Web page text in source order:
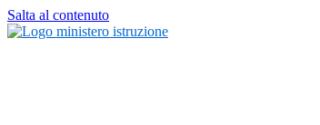
Salta al contenuto